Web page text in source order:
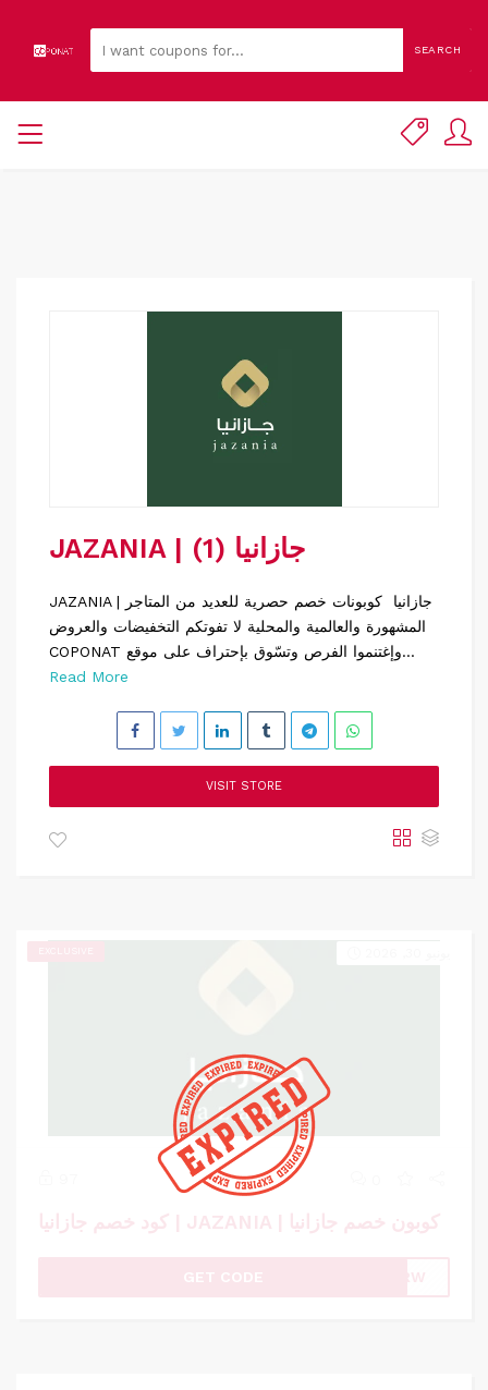
SEARCH
JAZANIA | جازانيا (1)
JAZANIA | جازانيا كوبونات خصم حصرية للعديد من المتاجر
المشهورة والعالمية والمحلية لا تفوتكم التخفيضات والعروض
COPONAT وإغتنموا الفرص وتسّوق بإحتراف على موقع...
Read More
VISIT STORE
كود خصم جازانيا | JAZANIA | كوبون خصم جازانيا
GET CODE WRRW